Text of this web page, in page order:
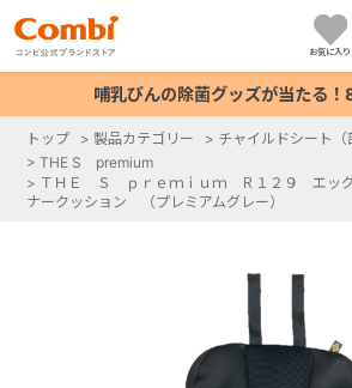
お気に入り
哺乳びんの除菌グッズが当たる
トップ > 製品カテゴリー > チャイルドシート（
> THE S premium
> ＴＨＥ Ｓ ｐｒｅｍｉｕｍ Ｒ１２９ エッ
ナークッション （プレミアムグレー）